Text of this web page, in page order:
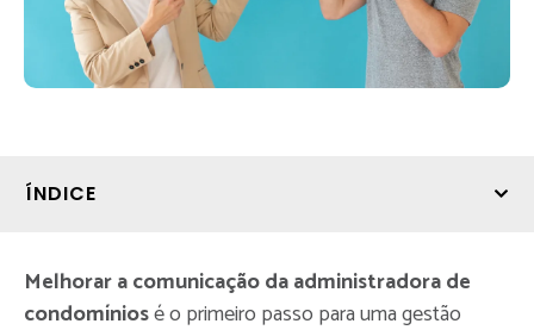
ÍNDICE
Melhorar a comunicação da administradora de
condomíniosé o primeiro passo para uma gestão